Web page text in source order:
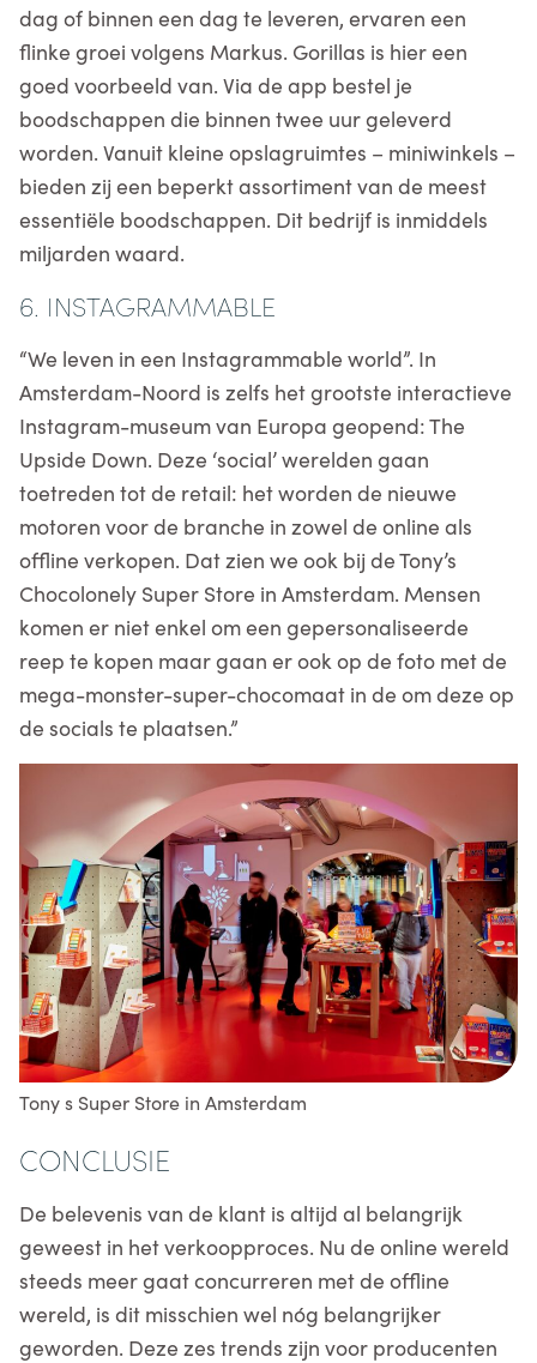
dag of binnen een dag te leveren, ervaren een
flinke groei volgens Markus. Gorillas is hier een
goed voorbeeld van. Via de app bestel je
boodschappen die binnen twee uur geleverd
worden. Vanuit kleine opslagruimtes – miniwinkels –
bieden zij een beperkt assortiment van de meest
essentiële boodschappen. Dit bedrijf is inmiddels
miljarden waard.
6. INSTAGRAMMABLE
“We leven in een Instagrammable world”. In
Amsterdam-Noord is zelfs het grootste interactieve
Instagram-museum van Europa geopend: The
Upside Down. Deze ‘social’ werelden gaan
toetreden tot de retail: het worden de nieuwe
motoren voor de branche in zowel de online als
offline verkopen. Dat zien we ook bij de Tony’s
Chocolonely Super Store in Amsterdam. Mensen
komen er niet enkel om een gepersonaliseerde
reep te kopen maar gaan er ook op de foto met de
mega-monster-super-chocomaat in de om deze op
de socials te plaatsen.”
Tony s Super Store in Amsterdam
CONCLUSIE
De belevenis van de klant is altijd al belangrijk
geweest in het verkoopproces. Nu de online wereld
steeds meer gaat concurreren met de offline
wereld, is dit misschien wel nóg belangrijker
geworden. Deze zes trends zijn voor producenten